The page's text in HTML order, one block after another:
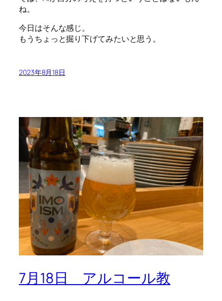
ね。
今日はそんな感じ。
もうちょっと掘り下げてみたいと思う。
2023年8月18日
7月18日 アルコール教